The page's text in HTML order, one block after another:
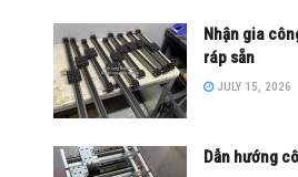
Nhận gia
ráp sẵn
JULY 15, 2026
Dẫn hướng